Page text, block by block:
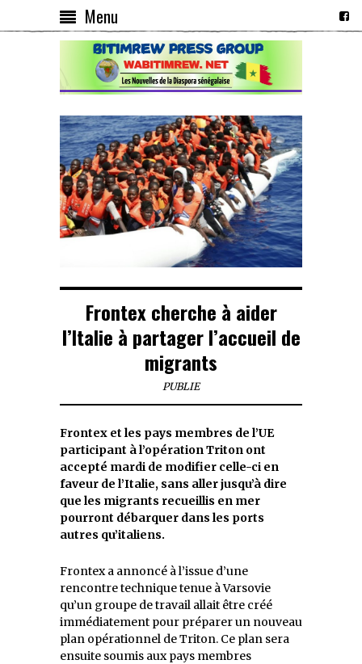
Menu
Frontex cherche à aider
l’Italie à partager l’accueil de
migrants
PUBLIE
Frontex et les pays membres de l’UE
participant à l’opération Triton ont
accepté mardi de modifier celle-ci en
faveur de l’Italie, sans aller jusqu’à dire
que les migrants recueillis en mer
pourront débarquer dans les ports
autres qu’italiens.
Frontex a annoncé à l’issue d’une
rencontre technique tenue à Varsovie
qu’un groupe de travail allait être créé
immédiatement pour préparer un nouveau
plan opérationnel de Triton. Ce plan sera
ensuite soumis aux pays membres